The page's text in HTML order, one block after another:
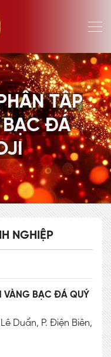
TẬP
ĐÁ
NGHIỆP
VÀNG BẠC ĐÁ QUÝ
Duẩn, P. Điện Biên,